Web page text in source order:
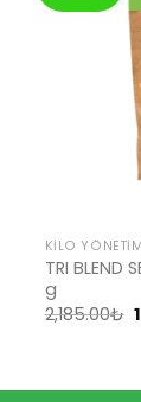
KILO
TRI BLEND
g
2,185.00₺